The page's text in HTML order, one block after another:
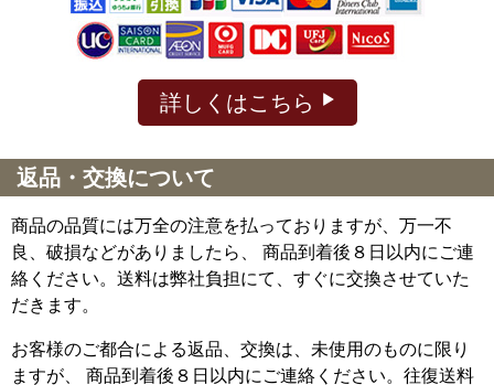
詳しくはこちら
返品・交換について
商品の品質には万全の注意を払っておりますが、万一不
良、破損などがありましたら、 商品到着後８日以内にご連
絡ください。送料は弊社負担にて、すぐに交換させていた
だきます。
お客様のご都合による返品、交換は、未使用のものに限り
ますが、
商品到着後８日以内にご連絡ください。往復送料